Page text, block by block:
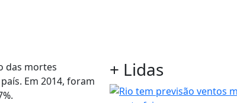
das mortes
Em 2014, foram
+ Lidas